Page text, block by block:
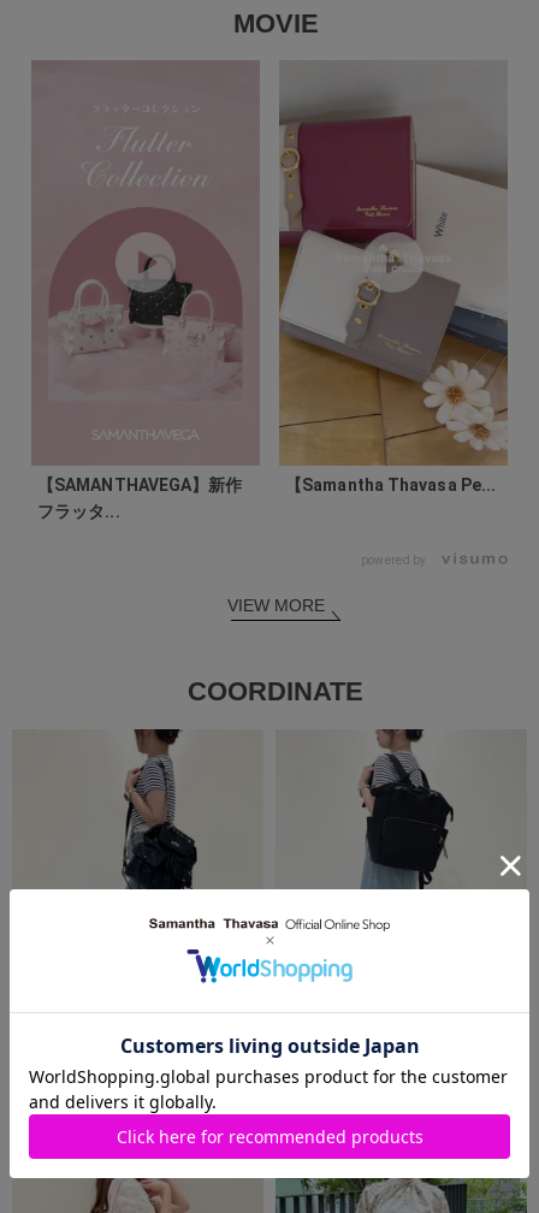
MOVIE
【SAMANTHAVEGA】新作
フラッタ...
【Samantha Thavasa Pe...
powered by
VIEW MORE
COORDINATE
2026.08.09
Samantha Thavasa
2026.08.08
Samantha Thavasa